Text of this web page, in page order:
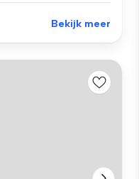
Bekijk meer